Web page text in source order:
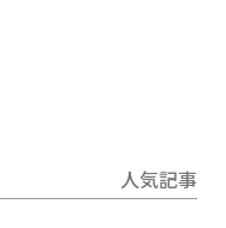
人気記事